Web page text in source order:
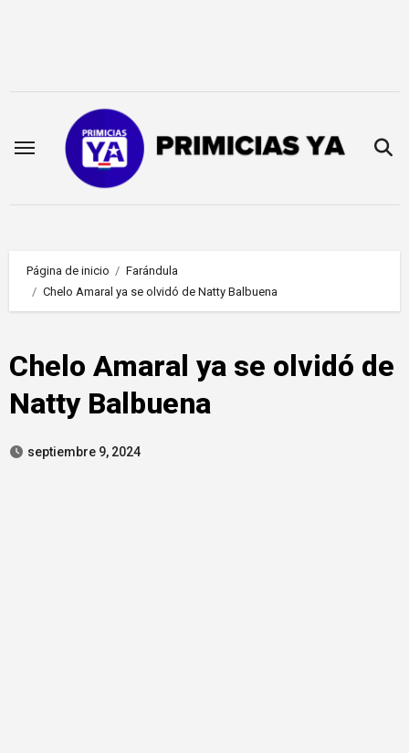
Página de inicio
Farándula
Chelo Amaral ya se olvidó de Natty Balbuena
Chelo Amaral ya se olvidó de
Natty Balbuena
septiembre 9, 2024